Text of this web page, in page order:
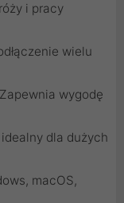
i pracy
wielu
wygodę
dla dużych
macOS,